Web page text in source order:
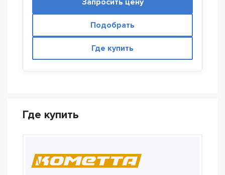
Запросить цену
Подобрать
Где купить
Где купить